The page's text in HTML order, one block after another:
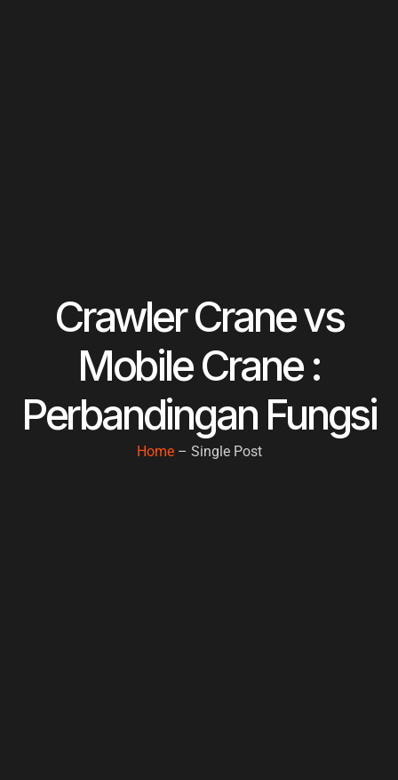
Crawler Crane vs
Mobile Crane :
Perbandingan Fungsi
Home– Single Post